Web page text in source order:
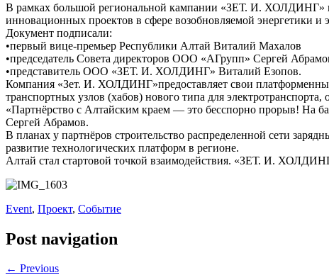
В рамках большой региональной кампании «ЗЕТ. И. ХОЛДИНГ»
инновационных проектов в сфере возобновляемой энергетики и
Документ подписали:
•первый вице-премьер Республики Алтай Виталий Махалов
•председатель Совета директоров ООО «АГрупп» Сергей
•представитель ООО «ЗЕТ. И. ХОЛДИНГ» Виталий Езопов.
Компания «Зет. И. ХОЛДИНГ»предоставляет свои
транспортных узлов (хабов) нового типа для
«Партнёрство с Алтайским краем — это бесспорно прорыв! На
Сергей Абрамов.
В планах у партнёров строительство распределенной сети
развитие технологических платформ в регионе.
Алтай стал стартовой точкой взаимодействия. «ЗЕТ. И.
Event, Проект, Событие
Post navigation
← Previous